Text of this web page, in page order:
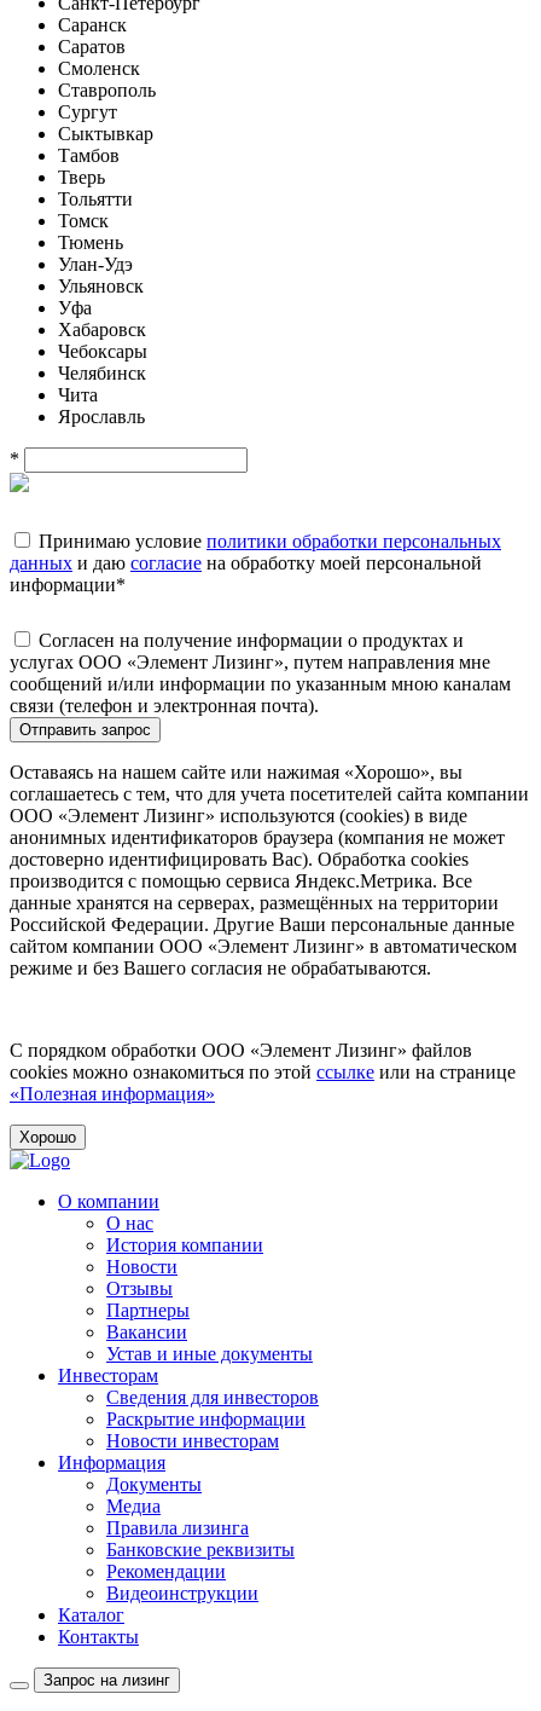
Саранск
Саратов
Смоленск
Ставрополь
Сургут
Сыктывкар
Тамбов
Тверь
Тольятти
Томск
Тюмень
Улан-Удэ
Ульяновск
Уфа
Хабаровск
Чебоксары
Челябинск
Чита
Ярославль
*
Принимаю условие политики обработки персональных
данных и даю согласие на обработку моей персональной
информации*
Согласен на получение информации о продуктах и
услугах ООО «Элемент Лизинг», путем направления мне
сообщений и/или информации по указанным мною каналам
связи (телефон и электронная почта).
Отправить запрос
Оставаясь на нашем сайте или нажимая «Хорошо», вы
соглашаетесь с тем, что для учета посетителей сайта компании
ООО «Элемент Лизинг» используются (cookies) в виде
анонимных идентификаторов браузера (компания не может
достоверно идентифицировать Вас). Обработка cookies
производится с помощью сервиса Яндекс.Метрика. Все
данные хранятся на серверах, размещённых на территории
Российской Федерации. Другие Ваши персональные данные
сайтом компании ООО «Элемент Лизинг» в автоматическом
режиме и без Вашего согласия не обрабатываются.
С порядком обработки ООО «Элемент Лизинг» файлов
cookies можно ознакомиться по этой ссылке или на странице
«Полезная информация»
Хорошо
О компании
О нас
История компании
Новости
Отзывы
Партнеры
Вакансии
Устав и иные документы
Инвесторам
Сведения для инвесторов
Раскрытие информации
Новости инвесторам
Информация
Документы
Медиа
Правила лизинга
Банковские реквизиты
Рекомендации
Видеоинструкции
Каталог
Контакты
Запрос на лизинг